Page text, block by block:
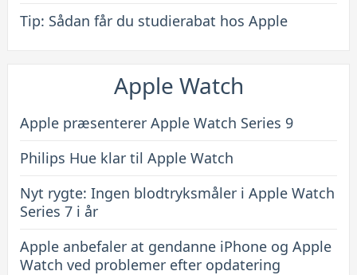
Tip: Sådan får du studierabat hos Apple
Apple Watch
Apple præsenterer Apple Watch Series 9
Philips Hue klar til Apple Watch
Nyt rygte: Ingen blodtryksmåler i Apple Watch
Series 7 i år
Apple anbefaler at gendanne iPhone og Apple
Watch ved problemer efter opdatering